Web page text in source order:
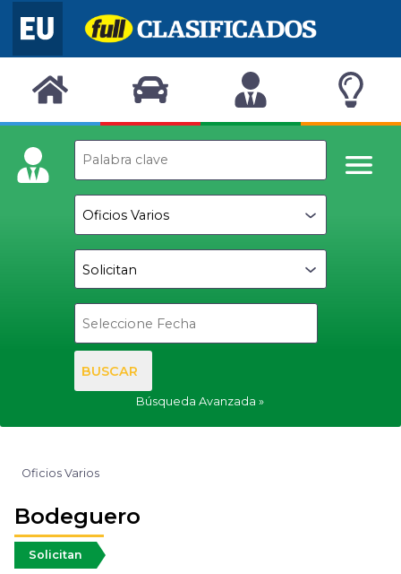
BUSCAR
Búsqueda Avanzada
Oficios Varios
Bodeguero
Solicitan